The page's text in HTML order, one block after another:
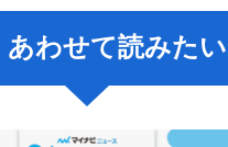
あわせて読みたい